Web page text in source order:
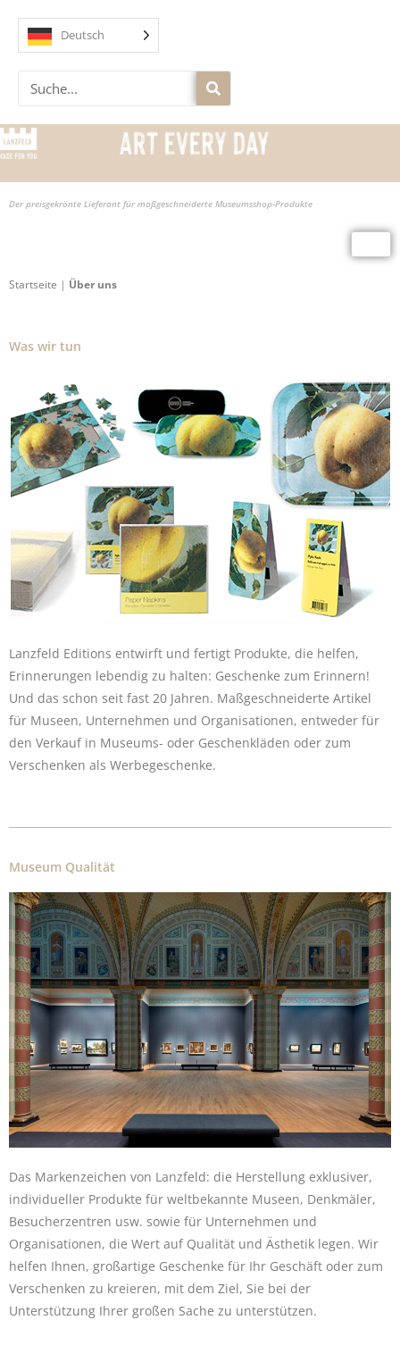
Inhalt
springen
Deutsch
Suche
Der preisgekrönte Lieferant für maßgeschneiderte Museumsshop-Produkte
Startseite | Über uns
Was wir tun
Lanzfeld Editions entwirft und fertigt Produkte, die helfen,
Erinnerungen lebendig zu halten: Geschenke zum Erinnern!
Und das schon seit fast 20 Jahren. Maßgeschneiderte Artikel
für Museen, Unternehmen und Organisationen, entweder für
den Verkauf in Museums- oder Geschenkläden oder zum
Verschenken als Werbegeschenke.
Museum Qualität
Das Markenzeichen von Lanzfeld: die Herstellung exklusiver,
individueller Produkte für weltbekannte Museen, Denkmäler,
Besucherzentren usw. sowie für Unternehmen und
Organisationen, die Wert auf Qualität und Ästhetik legen. Wir
helfen Ihnen, großartige Geschenke für Ihr Geschäft oder zum
Verschenken zu kreieren, mit dem Ziel, Sie bei der
Unterstützung Ihrer großen Sache zu unterstützen.